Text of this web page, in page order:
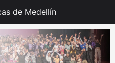
de Medellín